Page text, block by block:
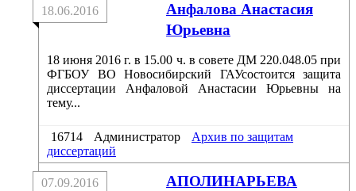
Анфалова Анастасия
Юрьевна
18.06.2016
18 июня 2016 г. в 15.00 ч. в совете ДМ 220.048.05 при
ФГБОУ ВО Новосибирский ГАУсостоится защита
диссертации Анфаловой Анастасии Юрьевны на
тему...
16714 Администратор
Архив по защитам
диссертаций
АПОЛИНАРЬЕВА
07.09.2016